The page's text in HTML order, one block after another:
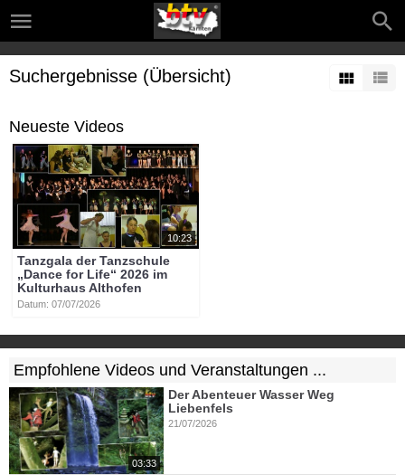
Suchergebnisse (Übersicht)
Neueste Videos
10:23
Tanzgala der Tanzschule
„Dance for Life“ 2026 im
Kulturhaus Althofen
Datum: 07/07/2026
Empfohlene Videos und Veranstaltungen ...
03:33
Der Abenteuer Wasser Weg
Liebenfels
21/07/2026